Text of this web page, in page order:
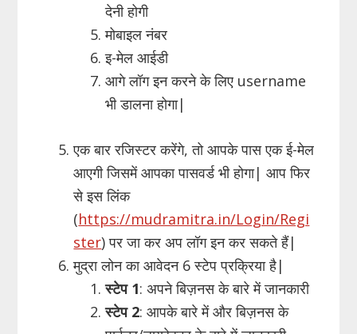
देनी होगी
मोबाइल नंबर
इ-मेल आईडी
आगे लॉग इन करने के लिए username
भी डालना होगा|
एक बार रजिस्टर करेंगे, तो आपके पास एक ई-मेल
आएगी जिसमें आपका पासवर्ड भी होगा| आप फिर
से इस लिंक
(https://mudramitra.in/Login/Regi
ster) पर जा कर अप लॉग इन कर सकते हैं|
मुद्रा लोन का आवेदन 6 स्टेप प्रक्रिया है|
स्टेप 1: अपने बिज़नस के बारे में जानकारी
स्टेप 2: आपके बारे में और बिज़नस के